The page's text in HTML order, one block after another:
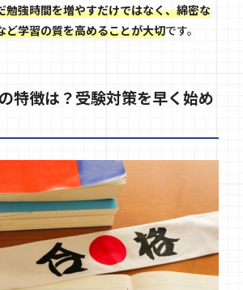
勉強時間を増やすだけではなく、綿密な
ど学習の質を高めることが大切です。
特徴は？受験対策を早く始め